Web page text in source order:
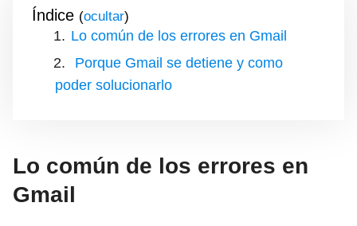
Índice ( )
Lo común de los errores en Gmail
Porque Gmail se detiene y como
poder solucionarlo
Lo común de los errores en
Gmail